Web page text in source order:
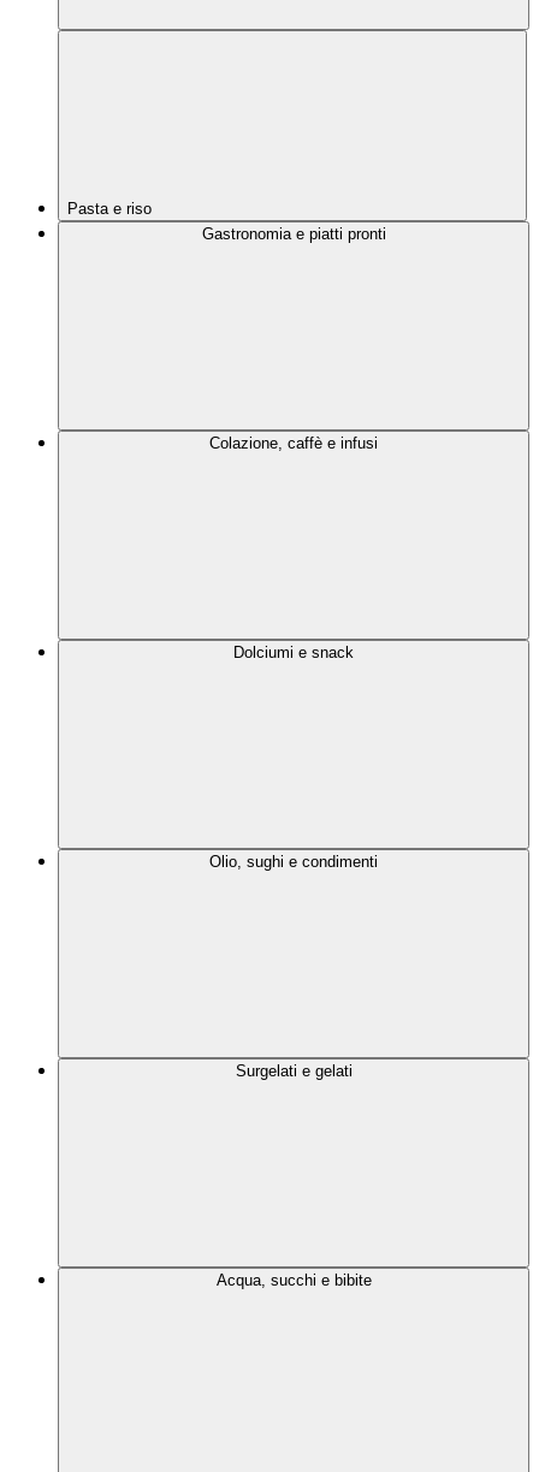
Pasta e riso
Gastronomia e piatti pronti
Colazione, caffè e infusi
Dolciumi e snack
Olio, sughi e condimenti
Surgelati e gelati
Acqua, succhi e bibite